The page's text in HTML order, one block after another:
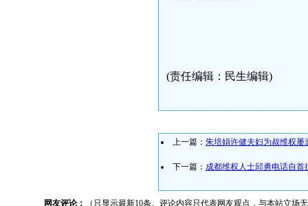
(责任编辑：民生编辑)
上一篇： 朱培娟许健夫妇为叔维权屡
下一篇： 成都维权人士邱勇电话自首
网友评论： （只显示最新10条。评论内容只代表网友观点，与本站立场